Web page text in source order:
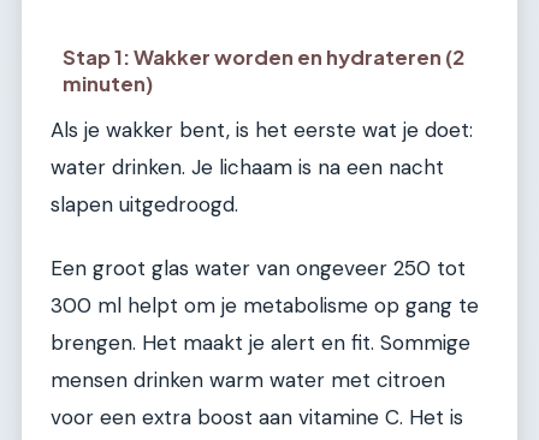
Stap 1: Wakker worden en hydrateren (2
minuten)
Als je wakker bent, is het eerste wat je doet:
water drinken. Je lichaam is na een nacht
slapen uitgedroogd.
Een groot glas water van ongeveer 250 tot
300 ml helpt om je metabolisme op gang te
brengen. Het maakt je alert en fit. Sommige
mensen drinken warm water met citroen
voor een extra boost aan vitamine C. Het is